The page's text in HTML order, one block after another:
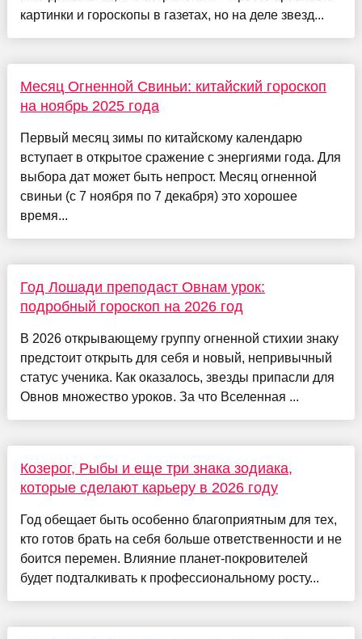
картинки и гороскопы в газетах, но на деле звезд...
Месяц Огненной Свиньи: китайский гороскоп
на ноябрь 2025 года
Первый месяц зимы по китайскому календарю
вступает в открытое сражение с энергиями года. Для
выбора дат может быть непрост. Месяц огненной
свиньи (с 7 ноября по 7 декабря) это хорошее
время...
Год Лошади преподаст Овнам урок:
подробный гороскоп на 2026 год
В 2026 открывающему группу огненной стихии знаку
предстоит открыть для себя и новый, непривычный
статус ученика. Как оказалось, звезды припасли для
Овнов множество уроков. За что Вселенная ...
Козерог, Рыбы и еще три знака зодиака,
которые сделают карьеру в 2026 году
Год обещает быть особенно благоприятным для тех,
кто готов брать на себя больше ответственности и не
боится перемен. Влияние планет-покровителей
будет подталкивать к профессиональному росту...